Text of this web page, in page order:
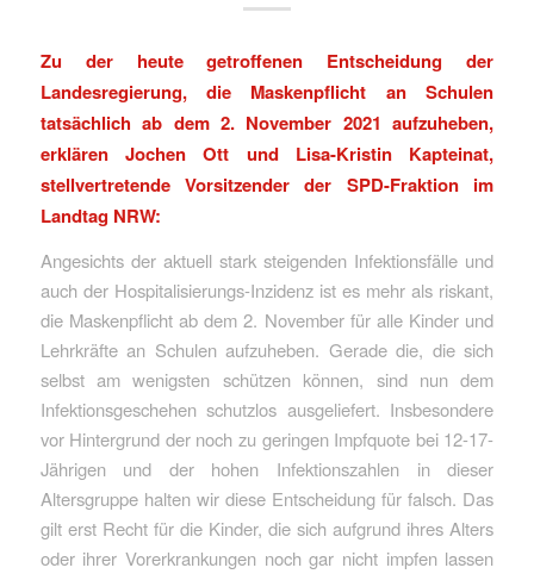
Zu der heute getroffenen Entscheidung der
Landesregierung, die Maskenpflicht an Schulen
tatsächlich ab dem 2. November 2021 aufzuheben,
erklären Jochen Ott und Lisa-Kristin Kapteinat,
stellvertretende Vorsitzender der SPD-Fraktion im
Landtag NRW:
Angesichts der aktuell stark steigenden Infektionsfälle und
auch der Hospitalisierungs-Inzidenz ist es mehr als riskant,
die Maskenpflicht ab dem 2. November für alle Kinder und
Lehrkräfte an Schulen aufzuheben. Gerade die, die sich
selbst am wenigsten schützen können, sind nun dem
Infektionsgeschehen schutzlos ausgeliefert. Insbesondere
vor Hintergrund der noch zu geringen Impfquote bei 12-17-
Jährigen und der hohen Infektionszahlen in dieser
Altersgruppe halten wir diese Entscheidung für falsch. Das
gilt erst Recht für die Kinder, die sich aufgrund ihres Alters
oder ihrer Vorerkrankungen noch gar nicht impfen lassen